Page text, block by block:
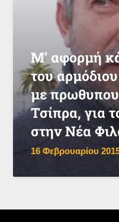
Μ’ αφορμή
του
με
Τσίπρα, για
στην Νέα
16 Φεβρουαρίου